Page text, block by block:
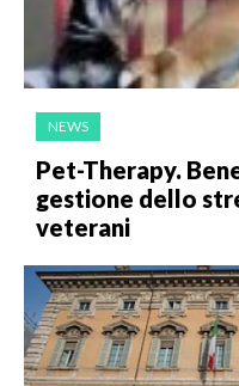
NEWS
Pet-Therapy.
gestione dello
veterani